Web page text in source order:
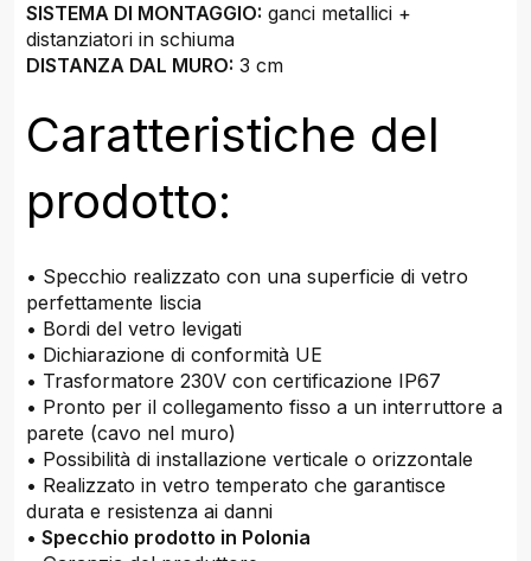
SISTEMA DI MONTAGGIO: ganci metallici +
distanziatori in schiuma
DISTANZA DAL MURO: 3 cm
Caratteristiche del
prodotto:
• Specchio realizzato con una superficie di vetro
perfettamente liscia
• Bordi del vetro levigati
• Dichiarazione di conformità UE
• Trasformatore 230V con certificazione IP67
• Pronto per il collegamento fisso a un interruttore a
parete (cavo nel muro)
• Possibilità di installazione verticale o orizzontale
• Realizzato in vetro temperato che garantisce
durata e resistenza ai danni
• Specchio prodotto in Polonia